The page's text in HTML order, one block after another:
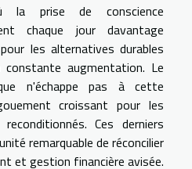
la prise de conscience
chaque jour davantage
les alternatives durables
augmentation. Le
n'échappe pas à cette
croissant pour les
Ces derniers
remarquable de réconcilier
et gestion financière avisée.